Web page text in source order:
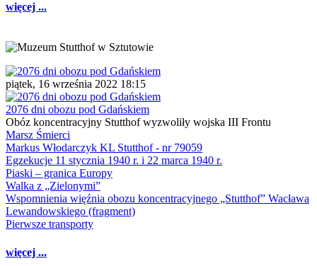
więcej ...
piątek, 16 września 2022 18:15
2076 dni obozu pod Gdańskiem
Obóz koncentracyjny Stutthof wyzwoliły wojska III Frontu
Marsz Śmierci
Markus Włodarczyk KL Stutthof - nr 79059
Egzekucje 11 stycznia 1940 r. i 22 marca 1940 r.
Piaski – granica Europy
Walka z „Zielonymi”
Wspomnienia więźnia obozu koncentracyjnego „Stutthof” Wacława
Lewandowskiego (fragment)
Pierwsze transporty
więcej ...